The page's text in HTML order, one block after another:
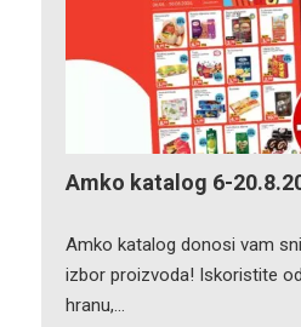
Amko katalog 6-
Amko katalog donosi vam
izbor proizvoda! Iskoristite
hranu,…